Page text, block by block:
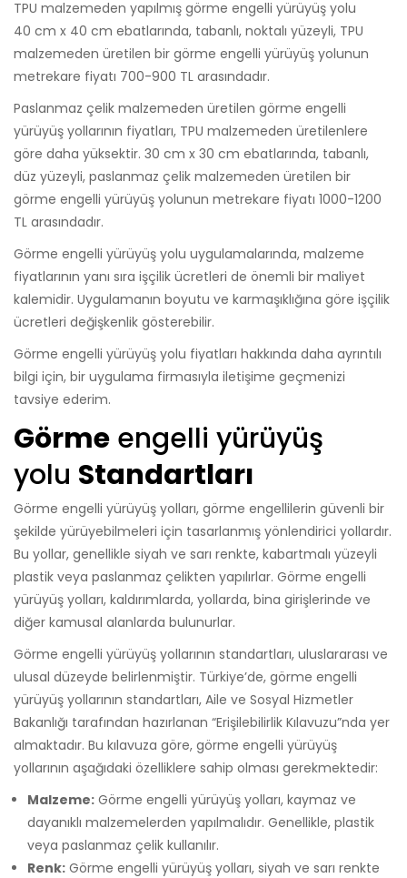
TPU malzemeden yapılmış görme engelli yürüyüş yolu
40 cm x 40 cm ebatlarında, tabanlı, noktalı yüzeyli, TPU
malzemeden üretilen bir görme engelli yürüyüş yolunun
metrekare fiyatı 700-900 TL arasındadır.
Paslanmaz çelik malzemeden üretilen görme engelli
yürüyüş yollarının fiyatları, TPU malzemeden üretilenlere
göre daha yüksektir. 30 cm x 30 cm ebatlarında, tabanlı,
düz yüzeyli, paslanmaz çelik malzemeden üretilen bir
görme engelli yürüyüş yolunun metrekare fiyatı 1000-1200
TL arasındadır.
Görme engelli yürüyüş yolu uygulamalarında, malzeme
fiyatlarının yanı sıra işçilik ücretleri de önemli bir maliyet
kalemidir. Uygulamanın boyutu ve karmaşıklığına göre işçilik
ücretleri değişkenlik gösterebilir.
Görme engelli yürüyüş yolu fiyatları hakkında daha ayrıntılı
bilgi için, bir uygulama firmasıyla iletişime geçmenizi
tavsiye ederim.
Görme engelli yürüyüş
yolu Standartları
Görme engelli yürüyüş yolları, görme engellilerin güvenli bir
şekilde yürüyebilmeleri için tasarlanmış yönlendirici yollardır.
Bu yollar, genellikle siyah ve sarı renkte, kabartmalı yüzeyli
plastik veya paslanmaz çelikten yapılırlar. Görme engelli
yürüyüş yolları, kaldırımlarda, yollarda, bina girişlerinde ve
diğer kamusal alanlarda bulunurlar.
Görme engelli yürüyüş yollarının standartları, uluslararası ve
ulusal düzeyde belirlenmiştir. Türkiye’de, görme engelli
yürüyüş yollarının standartları, Aile ve Sosyal Hizmetler
Bakanlığı tarafından hazırlanan “Erişilebilirlik Kılavuzu”nda yer
almaktadır. Bu kılavuza göre, görme engelli yürüyüş
yollarının aşağıdaki özelliklere sahip olması gerekmektedir:
Malzeme: Görme engelli yürüyüş yolları, kaymaz ve
dayanıklı malzemelerden yapılmalıdır. Genellikle, plastik
veya paslanmaz çelik kullanılır.
Renk: Görme engelli yürüyüş yolları, siyah ve sarı renkte